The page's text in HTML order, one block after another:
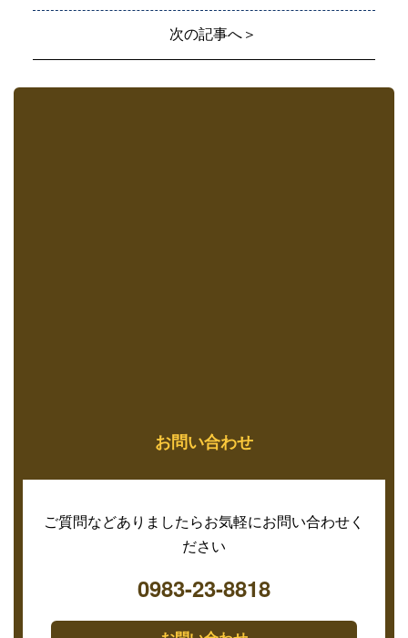
次の記事へ＞
お問い合わせ
ご質問などありましたらお気軽にお問い合わせく
ださい
0983-23-8818